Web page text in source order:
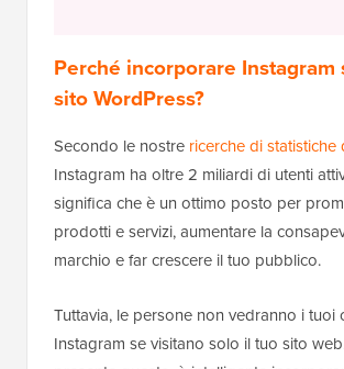
Perché incorporare Instagram
sito WordPress?
Secondo le nostre ricerche di statistiche
Instagram ha oltre 2 miliardi di utenti
significa che è un ottimo posto per
prodotti e servizi, aumentare la
marchio e far crescere il tuo pubblico.
Tuttavia, le persone non vedranno i tuoi
Instagram se visitano solo il tuo sito